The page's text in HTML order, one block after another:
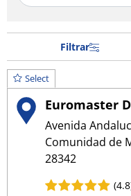
Filtrar
Select
Euromaster
Avenida
Comunidad de
28342